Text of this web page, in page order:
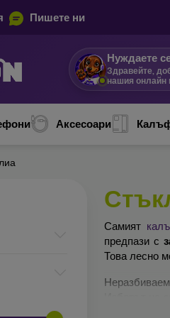
Пишете ни
Нуждаете
Здравейте,
нашия онлайн
Аксесоари
Самият
предпази с
Това лесно
по-добра